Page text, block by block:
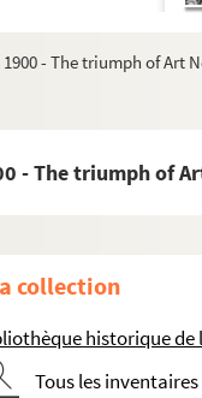
1900 - The triumph of Art
- The triumph of
collection
historique de
Tous les inventaires